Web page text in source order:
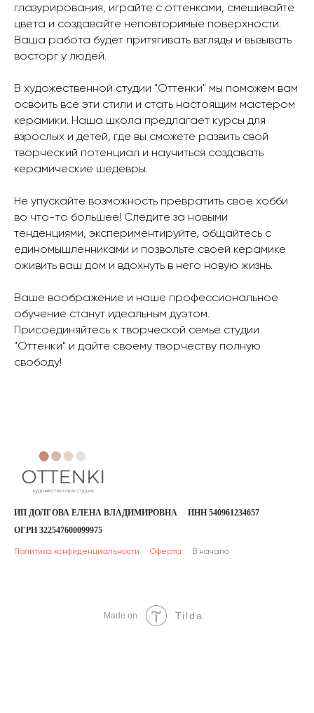
глазурирования, играйте с оттенками, смешивайте
цвета и создавайте неповторимые поверхности.
Ваша работа будет притягивать взгляды и вызывать
восторг у людей.
В художественной студии "Оттенки" мы поможем вам
освоить все эти стили и стать настоящим мастером
керамики. Наша школа предлагает курсы для
взрослых и детей, где вы сможете развить свой
творческий потенциал и научиться создавать
керамические шедевры.
Не упускайте возможность превратить свое хобби
во что-то большее! Следите за новыми
тенденциями, экспериментируйте, общайтесь с
единомышленниками и позвольте своей керамике
оживить ваш дом и вдохнуть в него новую жизнь.
Ваше воображение и наше профессиональное
обучение станут идеальным дуэтом.
Присоединяйтесь к творческой семье студии
"Оттенки" и дайте своему творчеству полную
свободу!
ИП ДОЛГОВА ЕЛЕНА ВЛАДИМИРОВНА
ИНН 540961234657
ОГРН 322547600099975
Политика конфиденциальности Оферта В начало
Made on Tilda